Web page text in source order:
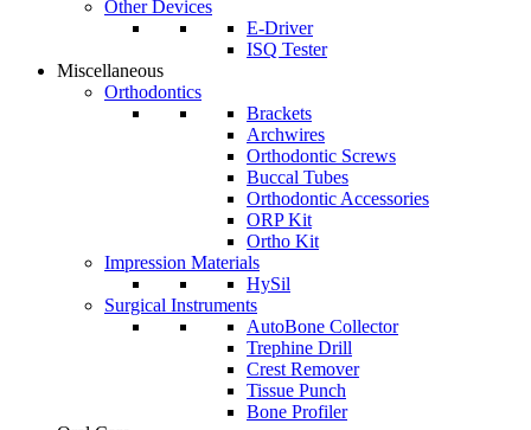
Other Devices
E-Driver
ISQ Tester
Miscellaneous
Orthodontics
Brackets
Archwires
Orthodontic Screws
Buccal Tubes
Orthodontic Accessories
ORP Kit
Ortho Kit
Impression Materials
HySil
Surgical Instruments
AutoBone Collector
Trephine Drill
Crest Remover
Tissue Punch
Bone Profiler